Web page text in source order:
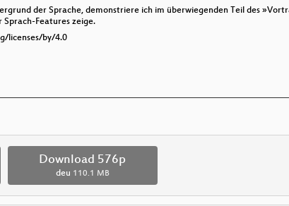
der Sprache, demonstriere ich im überwiegenden Teil des
Features zeige.
licenses/by/4.0
Download 576p
deu 110.1 MB